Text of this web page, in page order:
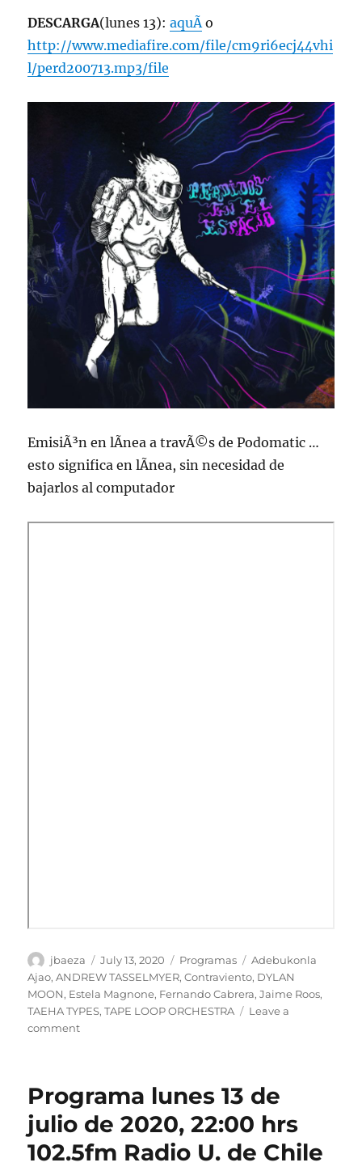
DESCARGA(lunes 13):aquÃ­o
http://www.mediafire.com/file/cm9ri6ecj44vhi
l/perd200713.mp3/file
EmisiÃ³n en lÃ­nea a travÃ©s de Podomatic …
esto significa en lÃ­nea, sin necesidad de
bajarlos al computador
Author
jbaeza
Posted
on
July 13, 2020 Categories
Programas Tags
Adebukonla
Ajao,ANDREW TASSELMYER,Contraviento, DYLAN
MOON, Estela Magnone, Fernando Cabrera,Jaime Roos,
TAEHA TYPES,TAPE LOOP ORCHESTRA
Leave a
commenton
13
de
julio
de
2020
Programa lunes 13 de
julio de 2020, 22:00 hrs
102.5fm Radio U. de Chile